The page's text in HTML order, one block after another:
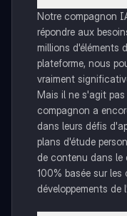
Notre compagnon
répondre aux
millions d'éléments
plateforme, nous
vraiment
Mais il ne s'agit pas
compagnon a
dans leurs défis
plans d'étude
de contenu dans le
100% basée sur les
développements de